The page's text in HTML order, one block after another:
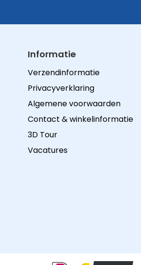
Informatie
Verzendinformatie
Privacyverklaring
Algemene voorwaarden
Contact & winkelinformatie
3D Tour
Vacatures